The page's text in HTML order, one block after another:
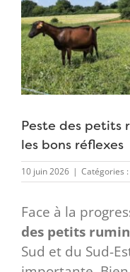
Peste des petits
les bons réflexes
10 juin 2026 | Catégories :
Face à la
des petits
Sud et du Sud-